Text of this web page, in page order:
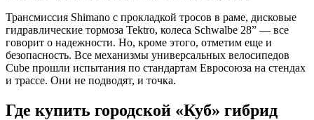
Трансмиссия Shimano с прокладкой тросов в раме, дисковые
гидравлические тормоза Tektro, колеса Schwalbe 28” — все
говорит о надежности. Но, кроме этого, отметим еще и
безопасность. Все механизмы универсальных велосипедов
Cube прошли испытания по стандартам Евросоюза на стендах
и трассе. Они не подводят, и точка.
Где купить городской «Куб» гибрид